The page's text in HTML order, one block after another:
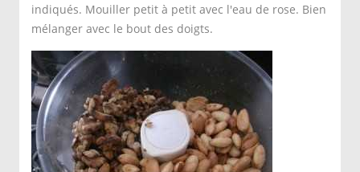
indiqués. Mouiller petit à petit avec l'eau de rose. Bien
mélanger avec le bout des doigts.